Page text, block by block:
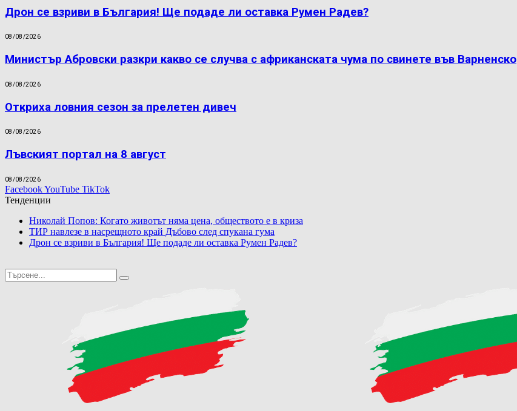
Дрон се взриви в България! Ще подаде ли оставка Румен Радев?
08/08/2026
Министър Абровски разкри какво се случва с африканската чума по свинете във Варненско
08/08/2026
Откриха ловния сезон за прелетен дивеч
08/08/2026
Лъвският портал на 8 август
08/08/2026
FacebookYouTube TikTok
Тенденции
Николай Попов: Когато животът няма цена, обществото е в криза
ТИР навлезе в насрещното край Дъбово след спукана гума
Дрон се взриви в България! Ще подаде ли оставка Румен Радев?